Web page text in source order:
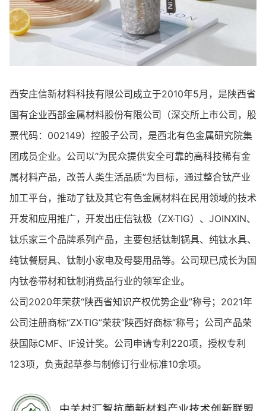
西安庄信新材料科技有限公司成立于2010年5月，是陕西省
国有企业西部金属材料股份有限公司（深交所上市公司，股
票代码：002149）控股子公司，是西北有色金属研究院集
团成员企业。公司以“为民众提供安全可靠的高科技稀有金
属材料产品，改善人类生活品质”为目标，通过整合钛产业
加工平台，推动了钛及其它有色金属材料在民用领域的技术
开发和应用推广，开发出庄信钛极（ZX·TIG）、JOINXIN、
钛乐家三个品牌系列产品，主要包括钛制锅具、纯钛水具、
纯钛餐厨具、钛制小家电及母婴用品等。公司现已成长为国
内钛卷带材和钛制消费品行业的领军企业。
公司2020年荣获“陕西省知识产权优势企业”称号；2021年
公司注册商标“ZX·TIG”荣获“陕西好商标”称号；公司产品荣
获国际CMF、IF设计奖。公司申请专利220项，授权专利
123项，负责起草参与制修订行业标准10余项。